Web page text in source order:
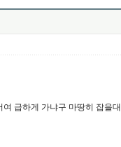
급하게 가냐구 마땅히 잡을